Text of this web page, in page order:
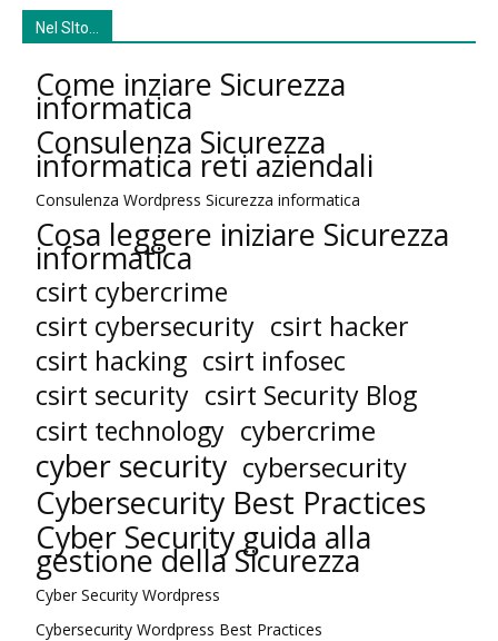
Nel SIto…
Come inziare Sicurezza
informatica
Consulenza Sicurezza
informatica reti aziendali
Consulenza Wordpress Sicurezza informatica
Cosa leggere iniziare Sicurezza
informatica
csirt cybercrime
csirt cybersecurity csirt hacker
csirt hacking csirt infosec
csirt security csirt Security Blog
csirt technology cybercrime
cyber security cybersecurity
Cybersecurity Best Practices
Cyber Security guida alla
gestione della Sicurezza
Cyber Security Wordpress
Cybersecurity Wordpress Best Practices